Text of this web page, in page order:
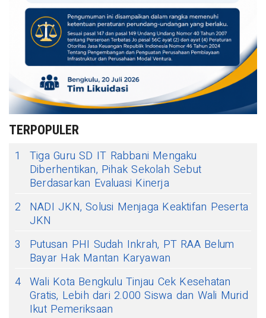
TERPOPULER
1
Tiga Guru SD IT Rabbani Mengaku
Diberhentikan, Pihak Sekolah Sebut
Berdasarkan Evaluasi Kinerja
2
NADI JKN, Solusi Menjaga Keaktifan Peserta
JKN
3
Putusan PHI Sudah Inkrah, PT RAA Belum
Bayar Hak Mantan Karyawan
4 Wali Kota Bengkulu Tinjau Cek Kesehatan
Gratis, Lebih dari 2.000 Siswa dan Wali Murid
Ikut Pemeriksaan